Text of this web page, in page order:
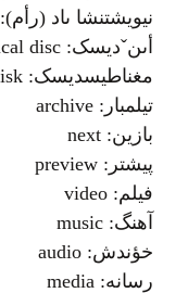
نيويشتنشا ىاد (رأم): random-access memory (RAM)
أىنˇديسک: optical disc
مغناطيسديسک: magnetic disk
تيلمبار: archive
بازين: next
پيشتر: preview
فيلم: video
آهنگ: music
خؤندش: audio
رسانه: media